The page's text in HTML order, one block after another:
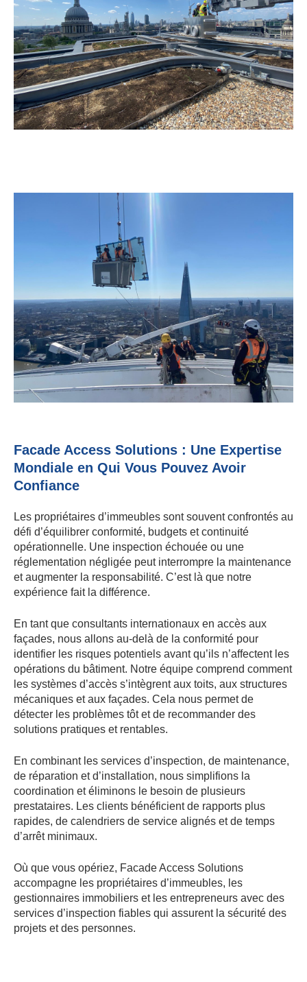
Facade Access Solutions : Une Expertise
Mondiale en Qui Vous Pouvez Avoir
Confiance
Les propriétaires d’immeubles sont souvent confrontés au
défi d’équilibrer conformité, budgets et continuité
opérationnelle. Une inspection échouée ou une
réglementation négligée peut interrompre la maintenance
et augmenter la responsabilité. C’est là que notre
expérience fait la différence.
En tant que consultants internationaux en accès aux
façades, nous allons au-delà de la conformité pour
identifier les risques potentiels avant qu’ils n’affectent les
opérations du bâtiment. Notre équipe comprend comment
les systèmes d’accès s’intègrent aux toits, aux structures
mécaniques et aux façades. Cela nous permet de
détecter les problèmes tôt et de recommander des
solutions pratiques et rentables.
En combinant les services d’inspection, de maintenance,
de réparation et d’installation, nous simplifions la
coordination et éliminons le besoin de plusieurs
prestataires. Les clients bénéficient de rapports plus
rapides, de calendriers de service alignés et de temps
d’arrêt minimaux.
Où que vous opériez, Facade Access Solutions
accompagne les propriétaires d’immeubles, les
gestionnaires immobiliers et les entrepreneurs avec des
services d’inspection fiables qui assurent la sécurité des
projets et des personnes.